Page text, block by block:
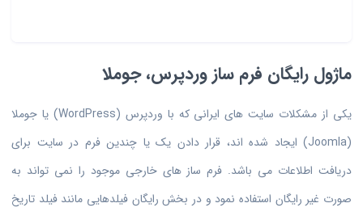
ماژول رایگان فرم ساز وردپرس، جوملا
یکی از مشکلات سایت های ایرانی که با وردپرس (WordPress) یا جوملا
(Joomla) ایجاد شده اند، قرار دادن یک یا چندین فرم در سایت برای
دریافت اطلاعات می باشد. فرم ساز های خارجی موجود را نمی تواند به
صورت غیر رایگان استفاده نمود و در بخش رایگان فیلدهایی مانند فیلد تاریخ